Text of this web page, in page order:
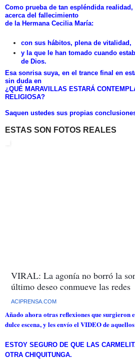
Como prueba de tan espléndida
acerca del fallecimiento
de la Hermana Cecilia María:
con sus hábitos, plena de vitalidad,
y la que le han tomado cuando
de Dios.
Esa sonrisa suya, en el trance final en
sin duda en
¿QUÉ MARAVILLAS ESTARÁ
RELIGIOSA?
Saquen ustedes sus propias
ESTAS SON FOTOS REALES
VIRAL: La agonía no borró la
último deseo conmueve las redes
ACIPRENSA.COM
Añado ahora otras reflexiones que surgieron
dulce escena, y les envío el VIDEO de
ESTOY SEGURO DE QUE LAS
OTRA CHIQUITUNGA.